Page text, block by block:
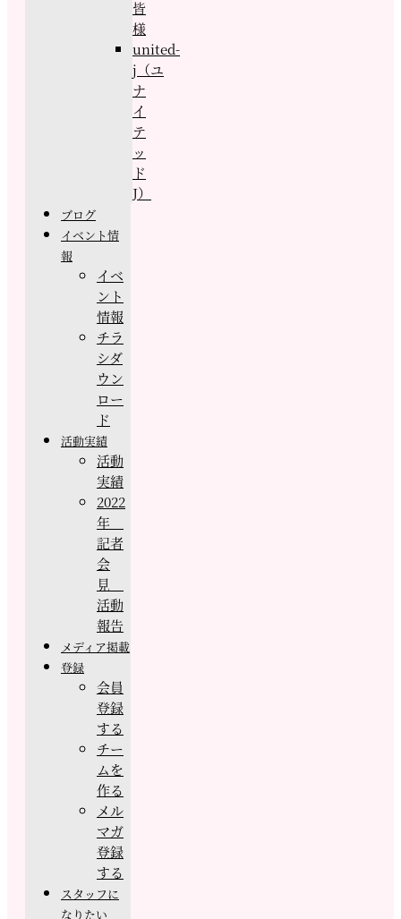
皆
様
united-
j（ユ
ナ
イ
テ
ッ
ド
J）
ブログ
イベント情
報
イベ
ント
情報
チラ
シダ
ウン
ロー
ド
活動実績
活動
実績
2022
年
記者
会
見
活動
報告
メディア掲載
登録
会員
登録
する
チー
ムを
作る
メル
マガ
登録
する
スタッフに
なりたい